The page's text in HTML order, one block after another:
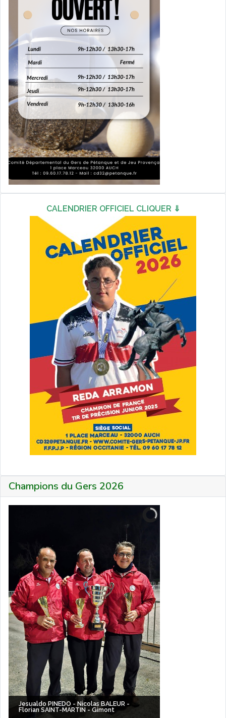
CALENDRIER OFFICIEL CLIQUER ⇓
Champions du Gers 2026
Jesualdo PINEDO - Nicolas BALEUR -
Florian SAINT-MARTIN - Gimont